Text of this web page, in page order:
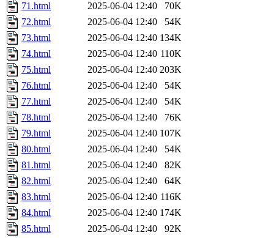
71.html
2025-06-04 12:40
70K
72.html
2025-06-04 12:40
54K
73.html
2025-06-04 12:40 134K
74.html
2025-06-04 12:40 110K
75.html
2025-06-04 12:40 203K
76.html
2025-06-04 12:40
54K
77.html
2025-06-04 12:40
54K
78.html
2025-06-04 12:40
76K
79.html
2025-06-04 12:40 107K
80.html
2025-06-04 12:40
54K
81.html
2025-06-04 12:40
82K
82.html
2025-06-04 12:40
64K
83.html
2025-06-04 12:40 116K
84.html
2025-06-04 12:40 174K
85.html
2025-06-04 12:40
92K